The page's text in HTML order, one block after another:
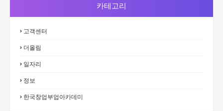
카테고리
고객센터
더올림
일자리
정보
한국창업부업아카데미